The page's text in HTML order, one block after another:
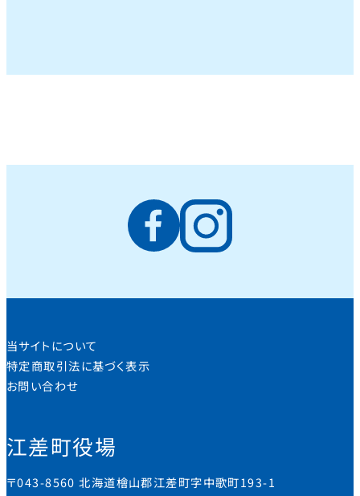
江差町役場
〒043-8560 北海道檜山郡江差町字中歌町193-1
当サイトについて
特定商取引法に基づく表示
お問い合わせ